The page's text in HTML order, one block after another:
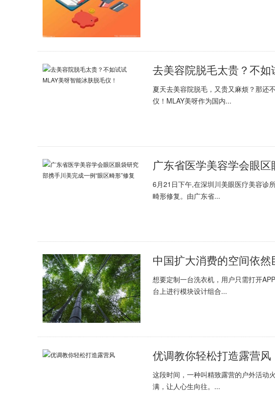
夏天去美容院脱毛，又贵又麻烦？那
仪！MLAY美呀作为国内...
6月21日下午,在深圳川美眼医疗美容
畸形修复。由广东省...
中国扩大消费的空间依
想要定制一台洗衣机，用户只需打开
台上进行模块设计组合...
优调教你轻松打造露营风
这段时间，一种叫精致露营的户外活动
满，让人心生向往。...